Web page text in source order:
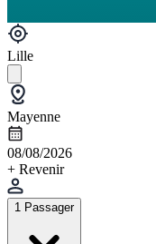
Lille
Mayenne
08/08/2026
+ Revenir
1 Passager